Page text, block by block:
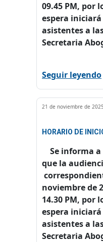
09.45 PM, por
espera
asistentes a
Secretaria
Seguir leyendo
21 de noviembre de 2025
HORARIO DE
Se informa a
que la
noviembre de
14.30 PM, por
espera
asistentes a
Secretaria